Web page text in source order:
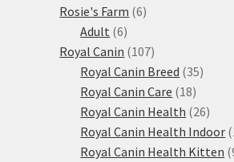
Rosie's Farm 66
Adult 66
produktů
Royal Canin 107107
produktů
Royal Canin Breed 3535
Royal Canin Care 1818
Royal Canin Health 2626
Royal Canin Health Indoor
Royal Canin Health Kitten